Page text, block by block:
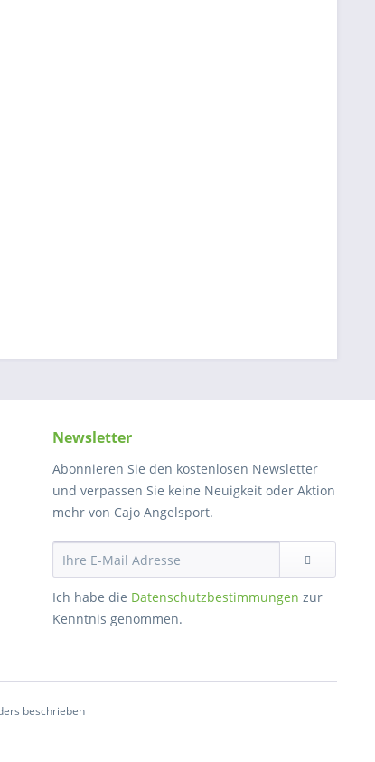
Newsletter
Abonnieren Sie den kostenlosen Newsletter
und verpassen Sie keine Neuigkeit oder Aktion
mehr von Cajo Angelsport.
Ich habe die Datenschutzbestimmungen zur
Kenntnis genommen.
beschrieben